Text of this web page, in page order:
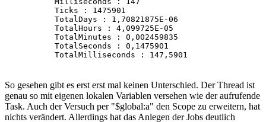
Ticks : 1475901
TotalDays : 1,70821875E-06
TotalHours : 4,099725E-05
TotalMinutes : 0,002459835
TotalSeconds : 0,1475901
TotalMilliseconds : 147,5901
So gesehen gibt es erst erst mal keinen Unterschied. Der Thread ist
genau so mit eigenen lokalen Variablen versehen wie der aufrufende
Task. Auch der Versuch per "$global:a" den Scope zu erweitern, hat
nichts verändert. Allerdings hat das Anlegen der Jobs deutlich